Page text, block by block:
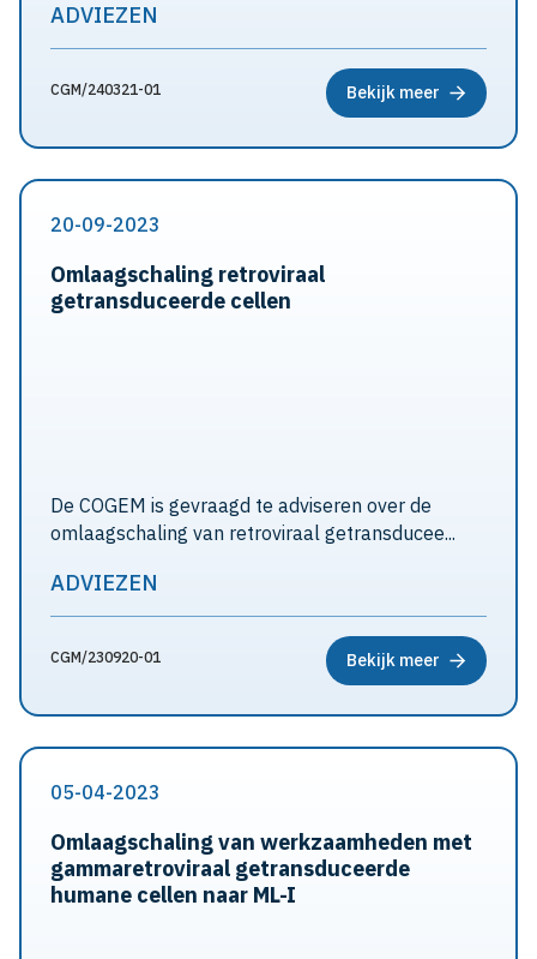
ADVIEZEN
CGM/240321-01 Bekijk meer
20-09-2023
Omlaagschaling retroviraal
getransduceerde cellen
De COGEM is gevraagd te adviseren over de
omlaagschaling van retroviraal getransducee...
ADVIEZEN
CGM/230920-01 Bekijk meer
05-04-2023
Omlaagschaling van werkzaamheden met
gammaretroviraal getransduceerde
humane cellen naar ML-I